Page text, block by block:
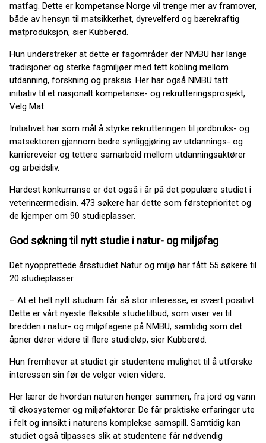
matfag. Dette er kompetanse Norge vil trenge mer av framover,
både av hensyn til matsikkerhet, dyrevelferd og bærekraftig
matproduksjon, sier Kubberød.
Hun understreker at dette er fagområder der NMBU har lange
tradisjoner og sterke fagmiljøer med tett kobling mellom
utdanning, forskning og praksis. Her har også NMBU tatt
initiativ til et nasjonalt kompetanse- og rekrutteringsprosjekt,
Velg Mat.
Initiativet har som mål å styrke rekrutteringen til jordbruks- og
matsektoren gjennom bedre synliggjøring av utdannings- og
karriereveier og tettere samarbeid mellom utdanningsaktører
og arbeidsliv.
Hardest konkurranse er det også i år på det populære studiet i
veterinærmedisin. 473 søkere har dette som førsteprioritet og
de kjemper om 90 studieplasser.
God søkning til nytt studie i natur- og miljøfag
Det nyopprettede årsstudiet Natur og miljø har fått 55 søkere til
20 studieplasser.
– At et helt nytt studium får så stor interesse, er svært positivt.
Dette er vårt nyeste fleksible studietilbud, som viser vei til
bredden i natur- og miljøfagene på NMBU, samtidig som det
åpner dører videre til flere studieløp, sier Kubberød.
Hun fremhever at studiet gir studentene mulighet til å utforske
interessen sin før de velger veien videre.
Her lærer de hvordan naturen henger sammen, fra jord og vann
til økosystemer og miljøfaktorer. De får praktiske erfaringer ute
i felt og innsikt i naturens komplekse samspill. Samtidig kan
studiet også tilpasses slik at studentene får nødvendig